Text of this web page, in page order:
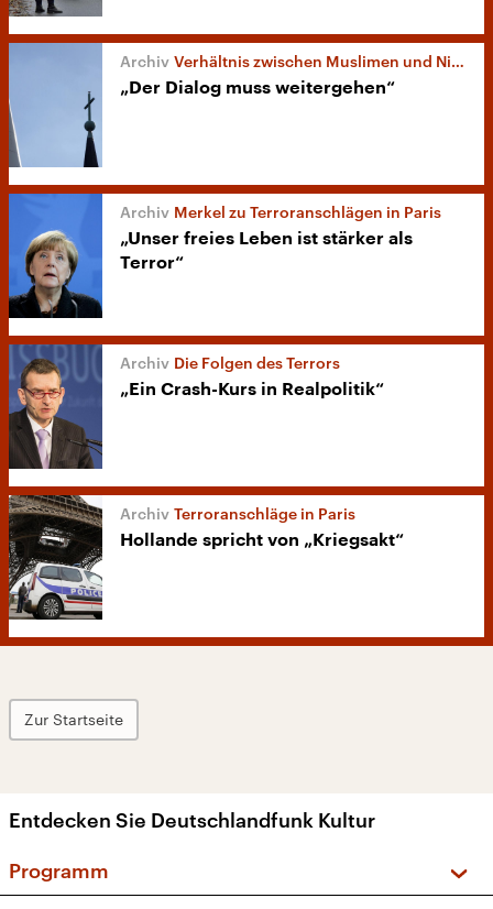
Verhältnis zwischen Muslimen und Nicht-Muslimen
„Der Dialog muss weitergehen“
Merkel zu Terroranschlägen in Paris
„Unser freies Leben ist stärker als
Terror“
Die Folgen des Terrors
„Ein Crash-Kurs in Realpolitik“
Terroranschläge in Paris
Hollande spricht von „Kriegsakt“
Zur Startseite
Entdecken Sie Deutschlandfunk Kultur
Programm